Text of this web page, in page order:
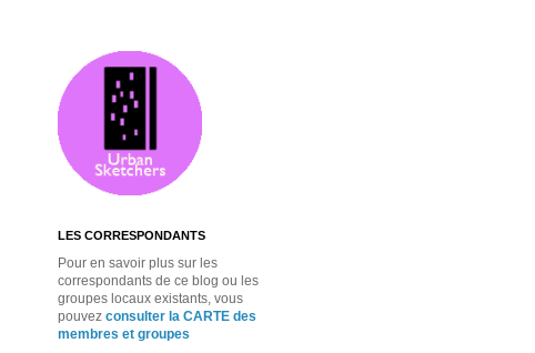
LES CORRESPONDANTS
Pour en savoir plus sur les
correspondants de ce blog ou les
groupes locaux existants, vous
pouvez consulter la CARTE des
membres et groupes